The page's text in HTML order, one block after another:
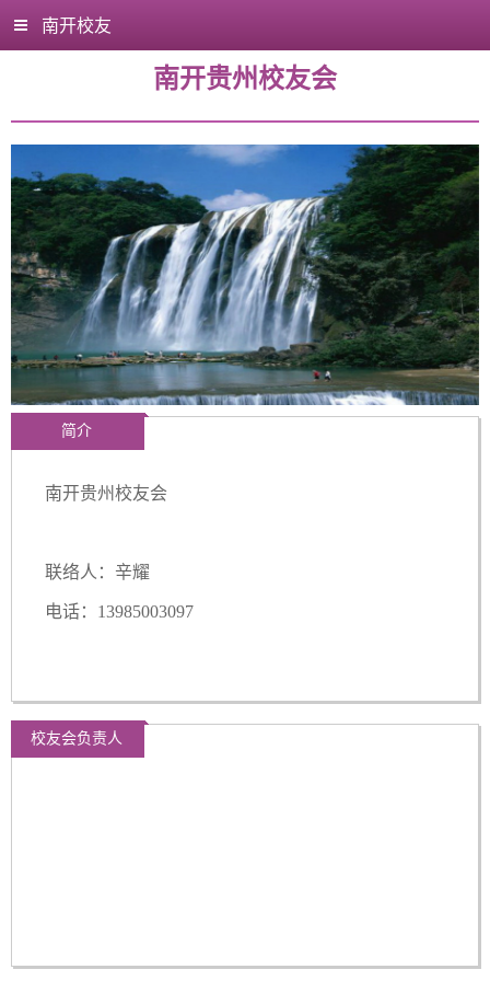
南开校友
南开贵州校友会
简介
南开贵州校友会
联络人：辛耀
电话：13985003097
校友会负责人